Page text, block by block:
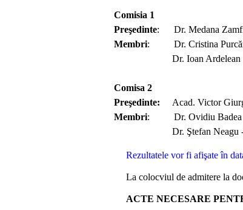
Comisia 1
Preşedinte: Dr. Medana
Membri: Dr. Cristina Purcă
Dr. Ioan Ardelean
Comisa 2
Preşedinte: Acad. Victor
Membri: Dr. Ovidiu
Dr. Ştefan Neagu -
Rezultatele vor fi afişate în
La colocviul de admitere la
ACTE NECESARE